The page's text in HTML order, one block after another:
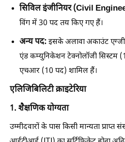
सिविल इंजीनियर (Civil
विंग में 30 पद तय किए गए हैं।
अन्य पद:इसके अलावा अकाउंट
एंड कम्युनिकेशन टेक्नोलॉजी सिस्टम
एचआर (10 पद) शामिल हैं।
एलिजिबिलिटी क्राइटेरिया
1. शैक्षणिक योग्यता
उम्मीदवारों के पास किसी मान्यता प्राप्त